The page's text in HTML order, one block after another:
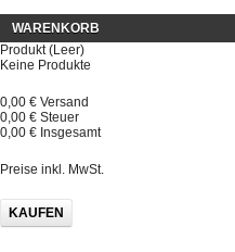
WARENKORB
Produkt (Leer)
Keine Produkte
0,00 € Versand
0,00 € Steuer
0,00 € Insgesamt
Preise inkl. MwSt.
KAUFEN